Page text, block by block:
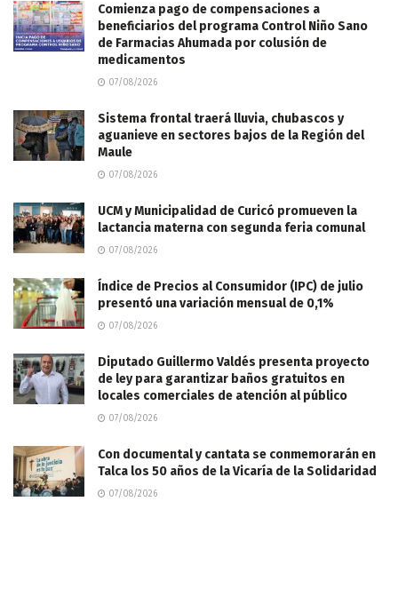
Comienza pago de compensaciones a
beneficiarios del programa Control Niño Sano
de Farmacias Ahumada por colusión de
medicamentos
07/08/2026
Sistema frontal traerá lluvia, chubascos y
aguanieve en sectores bajos de la Región del
Maule
07/08/2026
UCM y Municipalidad de Curicó promueven la
lactancia materna con segunda feria comunal
07/08/2026
Índice de Precios al Consumidor (IPC) de julio
presentó una variación mensual de 0,1%
07/08/2026
Diputado Guillermo Valdés presenta proyecto
de ley para garantizar baños gratuitos en
locales comerciales de atención al público
07/08/2026
Con documental y cantata se conmemorarán en
Talca los 50 años de la Vicaría de la Solidaridad
07/08/2026